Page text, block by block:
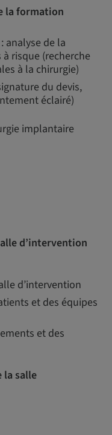
la formation
analyse de la
risque (recherche
à la chirurgie)
du devis,
éclairé)
implantaire
d’intervention
d’intervention
et des équipes
et des
la salle